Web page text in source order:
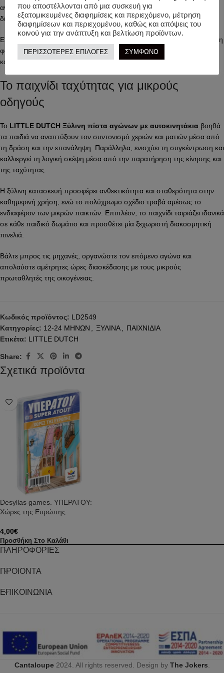
αγαπημένο τους όχημα, οργανώνουν αγώνες και δημιουργούν τους
δικούς τους κανόνες παιχνιδιού.
Επιπλέον, τα παιχνιδιάρικα σχέδια και το αγωνιστικό θέμα ενισχύουν τη
φαντασία και μετατρέπουν κάθε διαδρομή σε μία νέα περιπέτεια. Έτσι,
κάθε γύρος γεμίζει το δωμάτιο με γέλια, χαρά και δημιουργικό παιχνίδι.
Το παιχνίδι ταχύτητας για μικρούς
οδηγούς
Το LITTLE DUTCH Ξύλινη πίστα αγώνων με αυτοκινητάκια βοηθά
τα παιδιά να αναπτύξουν τον συντονισμό χεριών και ματιών μέσα από
τη δράση και την επανάληψη. Παράλληλα, ενισχύει τη συγκέντρωση και
καλλιεργεί τη λογική σκέψη μέσα από την παρατήρηση της κίνησης και
της ταχύτητας.
Η ξύλινη κατασκευή προσφέρει ανθεκτικότητα και σταθερότητα στην
καθημερινή χρήση, ενώ το πολύχρωμο σχέδιο τραβά αμέσως το
ενδιαφέρον των μικρών παικτών. Επιπλέον, το παιχνίδι ταιριάζει ιδανικά
σε κάθε παιδικό δωμάτιο και προσθέτει μία ξεχωριστή διακοσμητική
πινελιά.
Βάλτε μπρος τις μηχανές, οργανώστε τον επόμενο αγώνα και
απολαύστε αμέτρητες ώρες διασκέδασης με τους μικρούς
πρωταθλητές της οικογένειας.
Κωδικός προϊόντος: LD2549
Κατηγορίες: 12-24 ΜΗΝΩΝ , ΞΥΛΙΝΑ, ΠΑΙΧΝΙΔΙΑ
Ετικέτα: LITTLE DUTCH
Share:
Σχετικά προϊόντα
Desyllas games. ΥΠΕΡΑΤΟΥ:
Χώρες της Ευρώπης
4,00€
Προσθήκη Στο Καλάθι
ΠΛΗΡΟΦΟΡΙΕΣ
ΠΡΟΙΟΝΤΑ
ΕΠΙΚΟΙΝΩΝΙΑ
Cantaloupe 2024. All rights reserved. Design by The Jokers
που αποστέλλονται από μια συσκευή για
εξατομικευμένες διαφημίσεις και περιεχόμενο, μέτρηση
διαφημίσεων και περιεχομένου, καθώς και απόψεις του
κοινού για την ανάπτυξη και βελτίωση προϊόντων.
ΠΕΡΙΣΣΟΤΕΡΕΣ ΕΠΙΛΟΓΕΣ ΣΥΜΦΩΝΩ